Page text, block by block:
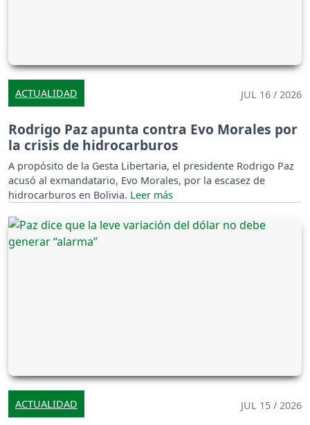
ACTUALIDAD JUL 16 / 2026
Rodrigo Paz apunta contra Evo Morales por
la crisis de hidrocarburos
A propósito de la Gesta Libertaria, el presidente Rodrigo Paz
acusó al exmandatario, Evo Morales, por la escasez de
hidrocarburos en Bolivia.
ACTUALIDAD JUL 15 / 2026